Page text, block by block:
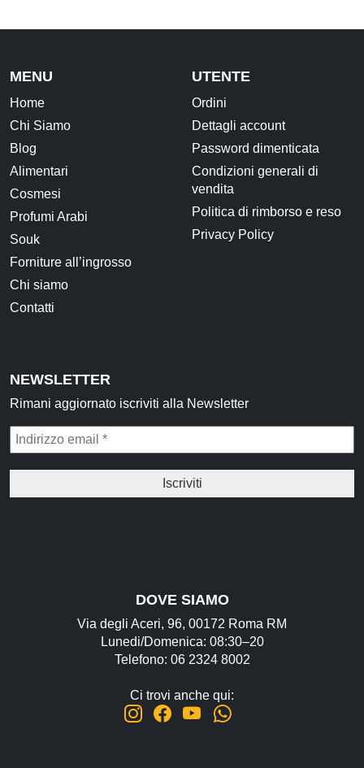
Creme corpo
Oli Essenziali
Idrolati e Acque aromatiche
Profumi Arabi
Souk
Incensi e diffusori
Radici, Semi e Erbe Ayurvediche
Causa Palestinese
MENU
Home
Chi Siamo
Blog
Alimentari
Cosmesi
Profumi Arabi
Souk
Forniture all’ingrosso
Chi siamo
Contatti
UTENTE
Ordini
Dettagli account
Password dimenticata
Condizioni generali di
vendita
Politica di rimborso e reso
Privacy Policy
NEWSLETTER
Rimani aggiornato iscriviti alla Newsletter
DOVE SIAMO
Via degli Aceri, 96, 00172 Roma RM
Lunedi/Domenica: 08:30–20
Telefono: 06 2324 8002
Ci trovi anche qui: